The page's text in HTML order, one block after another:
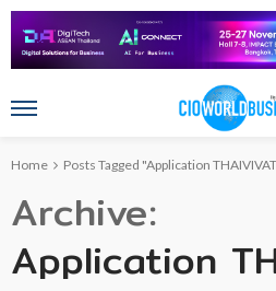
Home Posts Tagged "Application
Archive
Application